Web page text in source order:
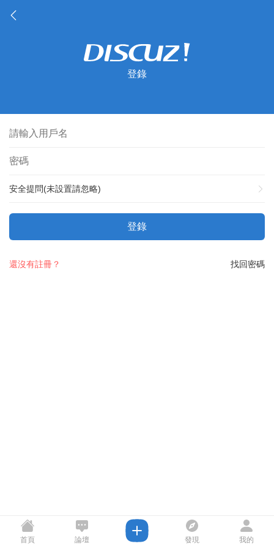
登錄
安全提問(未設置請忽略)
登錄
找回密碼
還沒有註冊？
首頁 論壇 發現 我的